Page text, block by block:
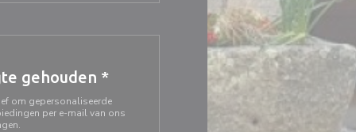
gehouden *
om gepersonaliseerde
per e-mail van ons